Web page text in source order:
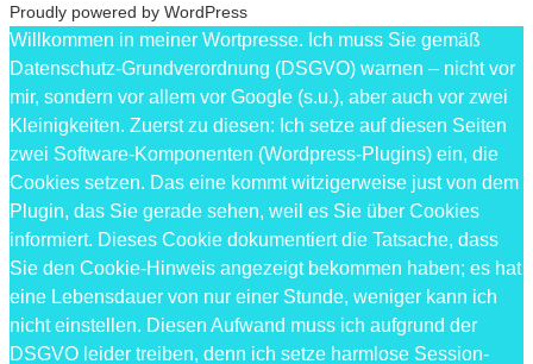
Proudly powered by WordPress
Willkommen in meiner Wortpresse. Ich muss Sie gemäß
Datenschutz-Grundverordnung (DSGVO) warnen – nicht vor
mir, sondern vor allem vor Google (s.u.), aber auch vor zwei
Kleinigkeiten. Zuerst zu diesen: Ich setze auf diesen Seiten
zwei Software-Komponenten (Wordpress-Plugins) ein, die
Cookies setzen. Das eine kommt witzigerweise just von dem
Plugin, das Sie gerade sehen, weil es Sie über Cookies
informiert. Dieses Cookie dokumentiert die Tatsache, dass
Sie den Cookie-Hinweis angezeigt bekommen haben; es hat
eine Lebensdauer von nur einer Stunde, weniger kann ich
nicht einstellen. Diesen Aufwand muss ich aufgrund der
DSGVO leider treiben, denn ich setze harmlose Session-